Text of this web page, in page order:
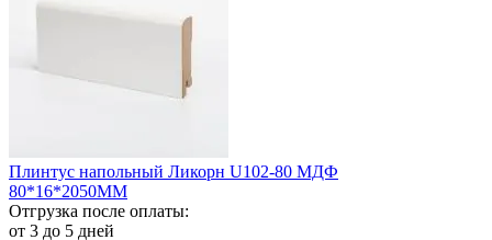
Плинтус напольный Ликорн U102-80 МДФ
80*16*2050ММ
Отгрузка после оплаты:
от 3 до 5 дней